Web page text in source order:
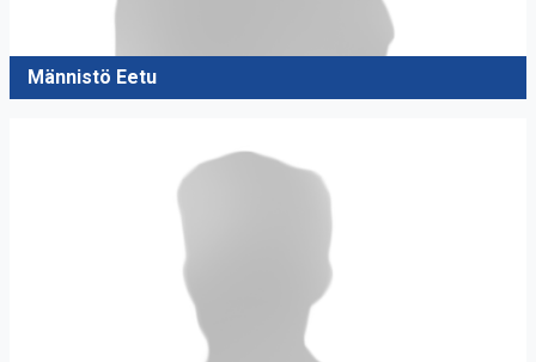
Männistö Eetu